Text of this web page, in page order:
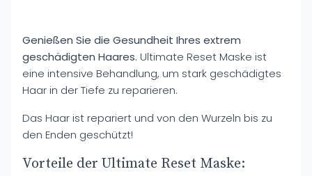
Genießen Sie die Gesundheit Ihres extrem
geschädigten Haares. Ultimate Reset Maske ist
eine intensive Behandlung, um stark geschädigtes
Haar in der Tiefe zu reparieren.
Das Haar ist repariert und von den Wurzeln bis zu
den Enden geschützt!
Vorteile der Ultimate Reset Maske: